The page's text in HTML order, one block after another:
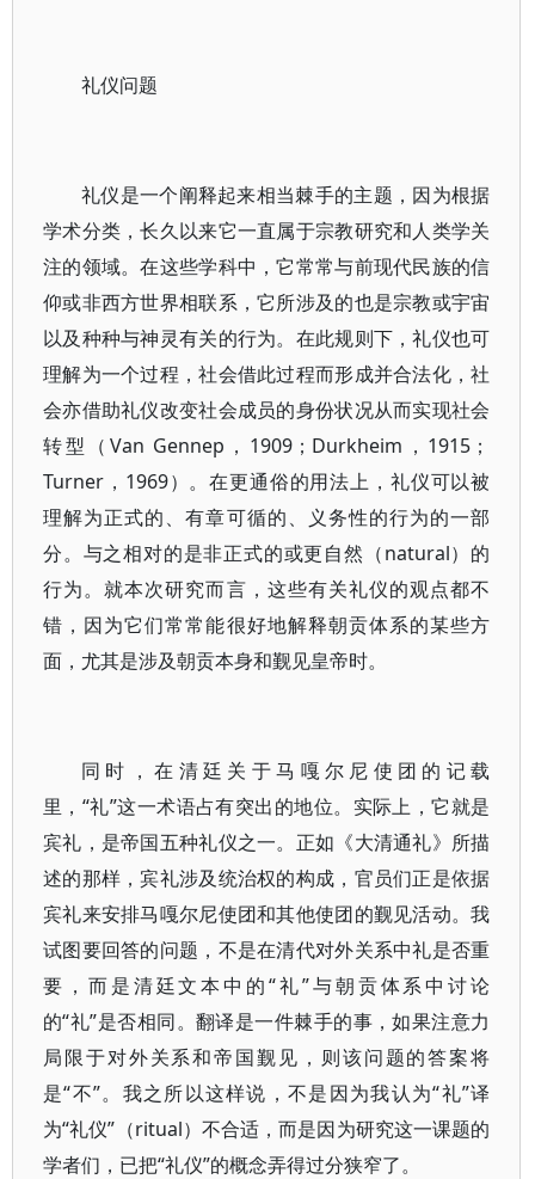
礼仪问题
礼仪是一个阐释起来相当棘手的主题，因为根据
学术分类，长久以来它一直属于宗教研究和人类学关
注的领域。在这些学科中，它常常与前现代民族的信
仰或非西方世界相联系，它所涉及的也是宗教或宇宙
以及种种与神灵有关的行为。在此规则下，礼仪也可
理解为一个过程，社会借此过程而形成并合法化，社
会亦借助礼仪改变社会成员的身份状况从而实现社会
转型（Van Gennep，1909；Durkheim，1915；
Turner，1969）。在更通俗的用法上，礼仪可以被
理解为正式的、有章可循的、义务性的行为的一部
分。与之相对的是非正式的或更自然（natural）的
行为。就本次研究而言，这些有关礼仪的观点都不
错，因为它们常常能很好地解释朝贡体系的某些方
面，尤其是涉及朝贡本身和觐见皇帝时。
同时，在清廷关于马嘎尔尼使团的记载
里，“礼”这一术语占有突出的地位。实际上，它就是
宾礼，是帝国五种礼仪之一。正如《大清通礼》所描
述的那样，宾礼涉及统治权的构成，官员们正是依据
宾礼来安排马嘎尔尼使团和其他使团的觐见活动。我
试图要回答的问题，不是在清代对外关系中礼是否重
要，而是清廷文本中的“礼”与朝贡体系中讨论
的“礼”是否相同。翻译是一件棘手的事，如果注意力
局限于对外关系和帝国觐见，则该问题的答案将
是“不”。我之所以这样说，不是因为我认为“礼”译
为“礼仪”（ritual）不合适，而是因为研究这一课题的
学者们，已把“礼仪”的概念弄得过分狭窄了。